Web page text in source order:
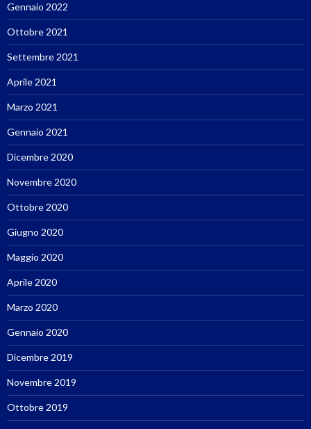
Gennaio 2022
Ottobre 2021
Settembre 2021
Aprile 2021
Marzo 2021
Gennaio 2021
Dicembre 2020
Novembre 2020
Ottobre 2020
Giugno 2020
Maggio 2020
Aprile 2020
Marzo 2020
Gennaio 2020
Dicembre 2019
Novembre 2019
Ottobre 2019